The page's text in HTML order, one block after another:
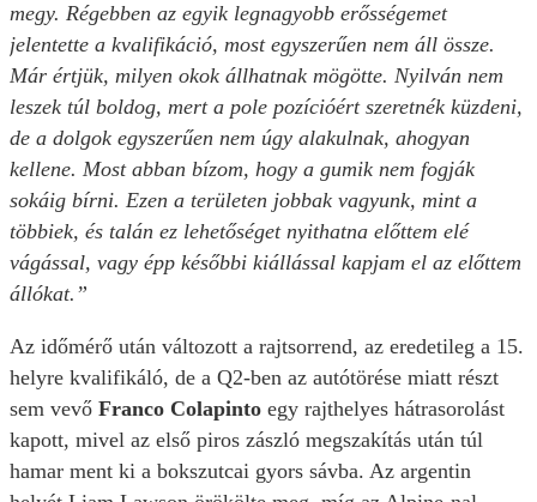
megy. Régebben az egyik legnagyobb erősségemet
jelentette a kvalifikáció, most egyszerűen nem áll össze.
Már értjük, milyen okok állhatnak mögötte. Nyilván nem
leszek túl boldog, mert a pole pozícióért szeretnék küzdeni,
de a dolgok egyszerűen nem úgy alakulnak, ahogyan
kellene. Most abban bízom, hogy a gumik nem fogják
sokáig bírni. Ezen a területen jobbak vagyunk, mint a
többiek, és talán ez lehetőséget nyithatna előttem elé
vágással, vagy épp későbbi kiállással kapjam el az előttem
állókat.”
Az időmérő után változott a rajtsorrend, az eredetileg a 15.
helyre kvalifikáló, de a Q2-ben az autótörése miatt részt
sem vevő Franco Colapinto egy rajthelyes hátrasorolást
kapott, mivel az első piros zászló megszakítás után túl
hamar ment ki a bokszutcai gyors sávba. Az argentin